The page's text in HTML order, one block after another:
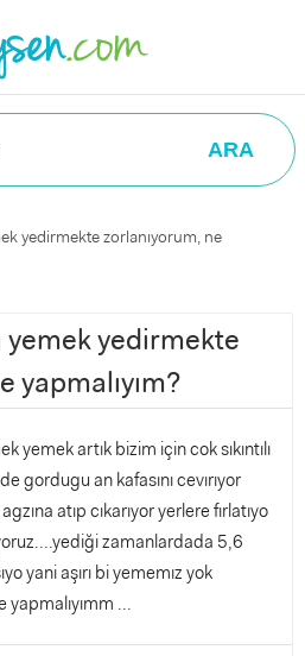
ARA
yedirmekte zorlanıyorum, ne
yemek yedirmekte
yapmalıyım?
yemek artık bizim için cok sıkıntılı
gordugu an kafasını cevırıyor
atıp cıkarıyor yerlere fırlatıyo
zamanlardada 5,6
yani aşırı bi yememız yok
yapmalıyımm ...